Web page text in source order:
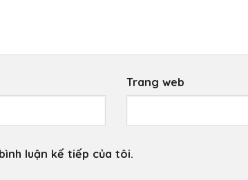
Trang web
luận kế tiếp của tôi.